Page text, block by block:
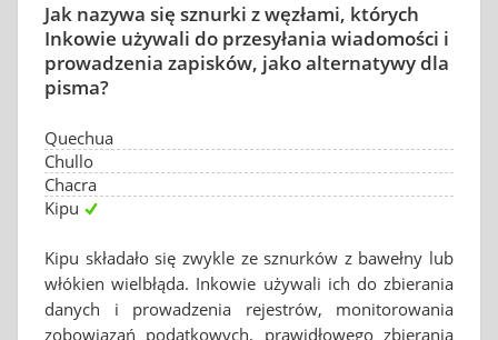
Jak nazywa się sznurki z węzłami, których
Inkowie używali do przesyłania wiadomości i
prowadzenia zapisków, jako alternatywy dla
pisma?
Quechua
Chullo
Chacra
Kipu
Kipu składało się zwykle ze sznurków z bawełny lub
włókien wielbłąda. Inkowie używali ich do zbierania
danych i prowadzenia rejestrów, monitorowania
zobowiązań podatkowych, prawidłowego zbierania